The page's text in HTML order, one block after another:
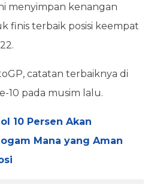
menyimpan kenangan
finis terbaik posisi keempat
catatan terbaiknya di
10 pada musim lalu.
10 Persen Akan
Mana yang Aman